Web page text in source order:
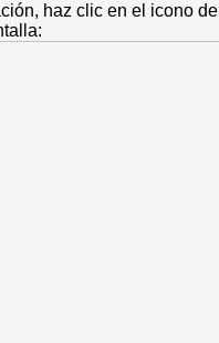
haz clic en el icono de